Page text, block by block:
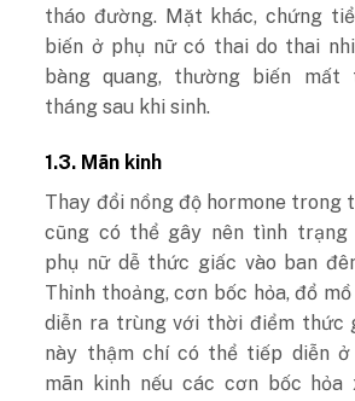
tháo đường. Mặt khác, chứng
biến ở phụ nữ có thai do thai
bàng quang, thường biến mất
tháng sau khi sinh.
1.3. Mãn kinh
Thay đổi nồng độ hormone trong
cũng có thể gây nên tình trạng
phụ nữ dễ thức giấc vào ban
Thỉnh thoảng, cơn bốc hỏa, đổ
diễn ra trùng với thời điểm thức
này thậm chí có thể tiếp diễn
mãn kinh nếu các cơn bốc